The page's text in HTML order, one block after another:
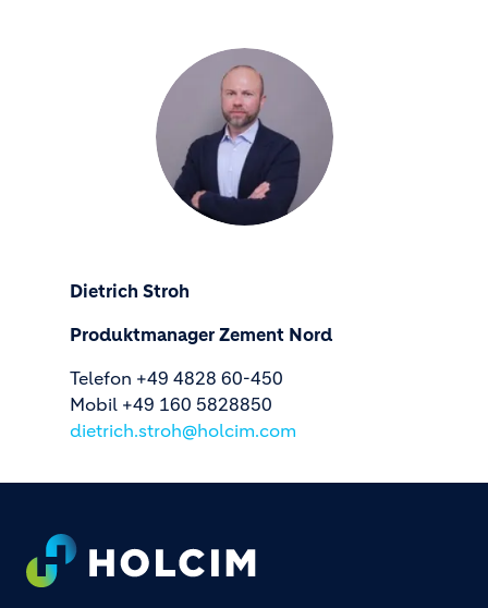
Dietrich Stroh
Produktmanager Zement Nord
Telefon +49 4828 60-450
Mobil +49 160 5828850
dietrich.stroh@holcim.com
Footer